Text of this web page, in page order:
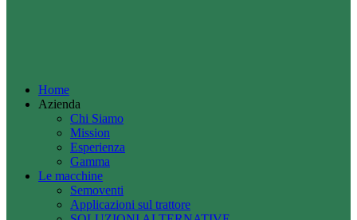
Home
Azienda
Chi Siamo
Mission
Esperienza
Gamma
Le macchine
Semoventi
Applicazioni sul trattore